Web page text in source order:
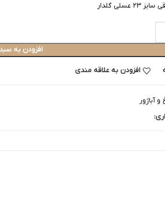
عسلی گلدار
افزودن به
افزودن به علاقه مندی
و آباژور